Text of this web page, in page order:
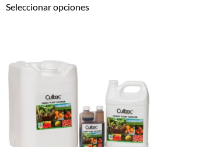
Seleccionar opciones